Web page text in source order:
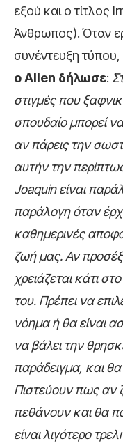
εξού και ο τίτλος
Άνθρωπος). Όταν
συνέντευξη τύπου,
ο Allen δήλωσε:
στιγμές που
σπουδαίο μπορεί
αν πάρεις την
αυτήν την
Joaquin είναι
παράλογη όταν
καθημερινές
ζωή μας. Αν
χρειάζεται κάτι
του. Πρέπει να
νόημα ή θα είναι
να βάλει την
παράδειγμα, και
Πιστεύουν πως αν
πεθάνουν και θα
είναι λιγότερο